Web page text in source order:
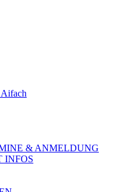
Aifach
& ANMELDUNG
INFOS